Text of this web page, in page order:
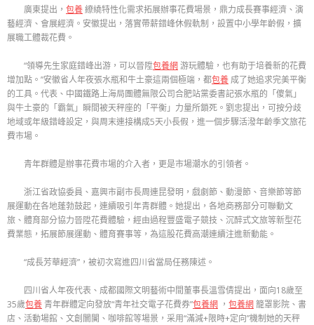
廣東提出， 包養繚繞特性化需求拓展辦事花費場景，鼎力成長賽事經濟、演
藝經濟、會展經濟。安徽提出，落實帶薪錯峰休假軌制，設置中小學年齡假，擴
展職工體裁花費。
“領導先生家庭錯峰出游，可以晉陞包養網游玩體驗，也有助于培養新的花費
增加點。”安徽省人年夜張水瓶和牛土豪這兩個極端，都包養 成了她追求完美平衡
的工具。代表、中國鐵路上海局團體無限公司合肥站黨委書記張水瓶的「傻氣」
與牛土豪的「霸氣」瞬間被天秤座的「平衡」力量所鎖死。劉忠提出，可按分歧
地域或年級錯峰設定，與周末連接構成5天小長假，進一個步驟活潑年齡季文旅花
費市場。
青年群體是辦事花費市場的介入者，更是市場潮水的引領者。
浙江省政協委員、嘉興市副市長周連昆發明，戲劇節、動漫節、音樂節等節
展運動在各地蓬勃鼓起，連續吸引年青群體。她提出，各地商務部分可聯動文
旅、體育部分協力晉陞花費體驗，經由過程豐盛電子競技、沉醉式文旅等新型花
費業態，拓展節展運動、體育賽事等，為這股花費高潮連續注進新動能。
“成長芳華經濟”，被初次寫進四川省當局任務陳述。
四川省人年夜代表、成都國際文明藝術中間董事長溫雪倩提出，面向18歲至
35歲包養青年群體定向發放“青年社交電子花費券”包養網 ， 包養網籠罩影院、書
店、活動場館、文創闤闠、咖啡館等場景，采用“滿減+限時+定向”機制她的天秤